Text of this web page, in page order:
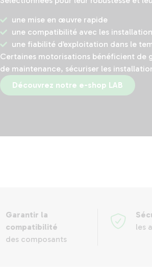
une mise en œuvre rapide
une compatibilité avec les
une fiabilité d’exploitation dans le
Certaines motorisations bénéficient de
de maintenance, sécuriser les
Découvrez notre e-shop LAB
Garantir la
compatibilité
des composants
les